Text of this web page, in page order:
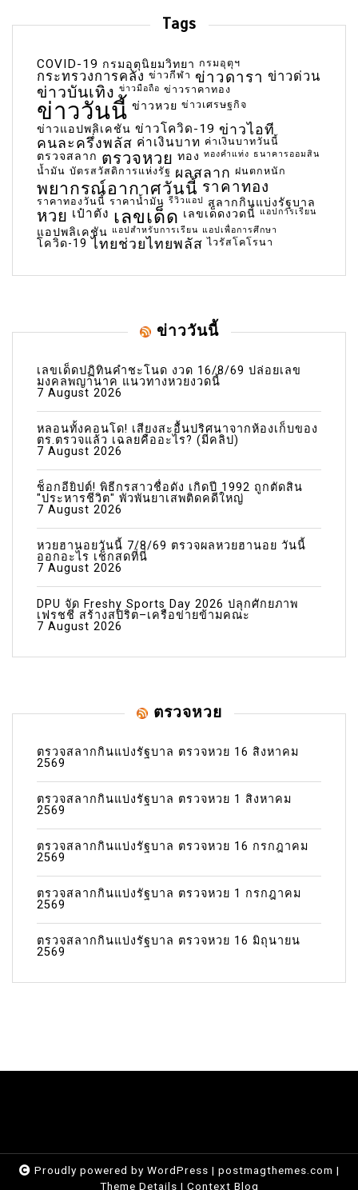
Tags
COVID-19 กรมอุตุนิยมวิทยา กรมอุตุฯ
กระทรวงการคลัง ข่าวกีฬา ข่าวดารา ข่าวด่วน
ข่าวบันเทิง ข่าวมือถือ ข่าวราคาทอง
ข่าววันนี้ ข่าวหวย ข่าวเศรษฐกิจ
ข่าวแอปพลิเคชัน ข่าวโควิด-19 ข่าวไอที
คนละครึ่งพลัส ค่าเงินบาท ค่าเงินบาทวันนี้
ตรวจสลาก ตรวจหวย ทอง ทองคำแท่ง ธนาคารออมสิน
น้ำมัน บัตรสวัสดิการแห่งรัฐ ผลสลาก ฝนตกหนัก
พยากรณ์อากาศวันนี้ ราคาทอง
ราคาทองวันนี้ ราคาน้ำมัน รีวิวแอป สลากกินแบ่งรัฐบาล
หวย เป๋าตัง เลขเด็ด เลขเด็ดงวดนี้ แอปการเรียน
แอปพลิเคชัน แอปสำหรับการเรียน แอปเพื่อการศึกษา
โควิด-19 ไทยช่วยไทยพลัส ไวรัสโคโรนา
ข่าววันนี้
เลขเด็ดปฏิทินคำชะโนด งวด 16/8/69 ปล่อยเลข
มงคลพญานาค แนวทางหวยงวดนี้
7 August 2026
หลอนทั้งคอนโด! เสียงสะอื้นปริศนาจากห้องเก็บของ
ตร.ตรวจแล้ว เฉลยคืออะไร? (มีคลิป)
7 August 2026
ช็อกอียิปต์! พิธีกรสาวชื่อดัง เกิดปี 1992 ถูกตัดสิน
"ประหารชีวิต" พัวพันยาเสพติดคดีใหญ่
7 August 2026
หวยฮานอยวันนี้ 7/8/69 ตรวจผลหวยฮานอย วันนี้
ออกอะไร เช็กสดที่นี่
7 August 2026
DPU จัด Freshy Sports Day 2026 ปลุกศักยภาพ
เฟรชชี่ สร้างสปิริต–เครือข่ายข้ามคณะ
7 August 2026
ตรวจหวย
ตรวจสลากกินแบ่งรัฐบาล ตรวจหวย 16 สิงหาคม
2569
ตรวจสลากกินแบ่งรัฐบาล ตรวจหวย 1 สิงหาคม
2569
ตรวจสลากกินแบ่งรัฐบาล ตรวจหวย 16 กรกฎาคม
2569
ตรวจสลากกินแบ่งรัฐบาล ตรวจหวย 1 กรกฎาคม
2569
ตรวจสลากกินแบ่งรัฐบาล ตรวจหวย 16 มิถุนายน
2569
Proudly powered by WordPress | postmagthemes.com |
Theme Details | Context Blog